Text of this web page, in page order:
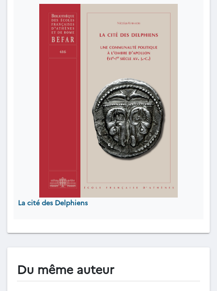
La cité des Delphiens
Du même auteur